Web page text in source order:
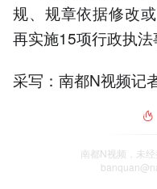
规、规章依据修改
再实施15项行政执法
采写：南都N视频记
南都N视频，未